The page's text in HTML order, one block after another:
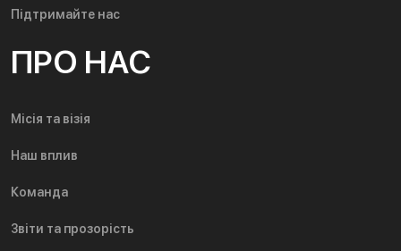
Підтримайте нас
ПРО НАС
Місія та візія
Наш вплив
Команда
Звіти та прозорість